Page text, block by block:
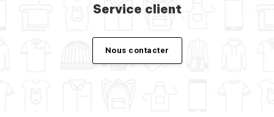
Service client
Nous contacter